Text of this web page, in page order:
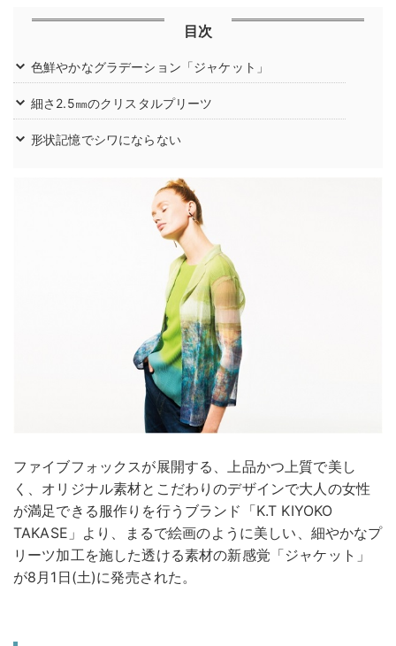
目次
色鮮やかなグラデーション「ジャケット」
細さ2.5㎜のクリスタルプリーツ
形状記憶でシワにならない
ファイブフォックスが展開する、上品かつ上質で美し
く、オリジナル素材とこだわりのデザインで大人の女性
が満足できる服作りを行うブランド「K.T KIYOKO
TAKASE」より、まるで絵画のように美しい、細やかなプ
リーツ加工を施した透ける素材の新感覚「ジャケット」
が8月1日(土)に発売された。